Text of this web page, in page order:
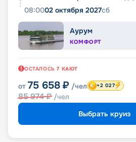
08:0002 октября 2027сб
Аурум
КОМФОРТ
ОСТАЛОСЬ 7 КАЮТ
от 75 658 ₽ /чел
85 974₽ /чел
+2 027
Выбрать круиз